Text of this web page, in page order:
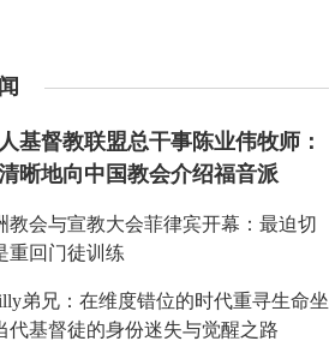
基督教联盟总干事陈业伟牧师：
晰地向中国教会介绍福音派
教会与宣教大会菲律宾开幕：最迫切
重回门徒训练
弟兄：在维度错位的时代重寻生命坐
基督徒的身份迷失与觉醒之路